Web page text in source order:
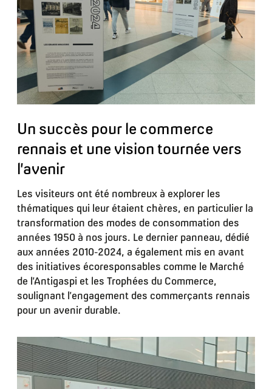
Un succès pour le commerce
rennais et une vision tournée vers
l’avenir
Les visiteurs ont été nombreux à explorer les
thématiques qui leur étaient chères, en particulier la
transformation des modes de consommation des
années 1950 à nos jours. Le dernier panneau, dédié
aux années 2010-2024, a également mis en avant
des initiatives écoresponsables comme le Marché
de l’Antigaspi et les Trophées du Commerce,
soulignant l’engagement des commerçants rennais
pour un avenir durable.